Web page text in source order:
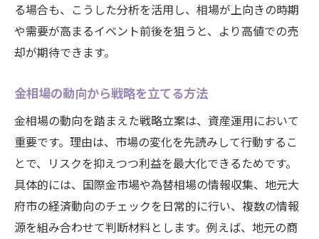
る場合も、こうした分析を活用し、相場が上向きの時期
や需要が高まるイベント前後を狙うと、より高値での売
却が期待できます。
金相場の動向から戦略を立てる方法
金相場の動向を踏まえた戦略立案は、資産運用において
重要です。理由は、市場の変化を先読みして行動するこ
とで、リスクを抑えつつ利益を最大化できるためです。
具体的には、国際金市場や為替相場の情報収集、地元大
府市の経済動向のチェックを日常的に行い、複数の情報
源を組み合わせて判断材料とします。例えば、地元の商